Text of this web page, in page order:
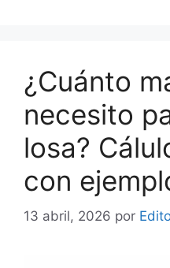
¿Cuánto
necesito
losa?
con
13 abril, 2026 por